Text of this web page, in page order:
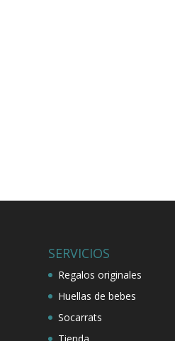
SERVICIOS
Regalos originales
Huellas de bebes
Socarrats